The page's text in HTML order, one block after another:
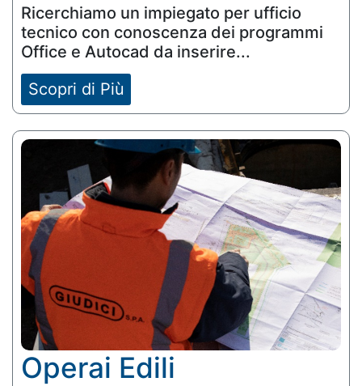
Ricerchiamo un impiegato per ufficio
tecnico con conoscenza dei programmi
Office e Autocad da inserire...
Scopri di Più
Operai Edili